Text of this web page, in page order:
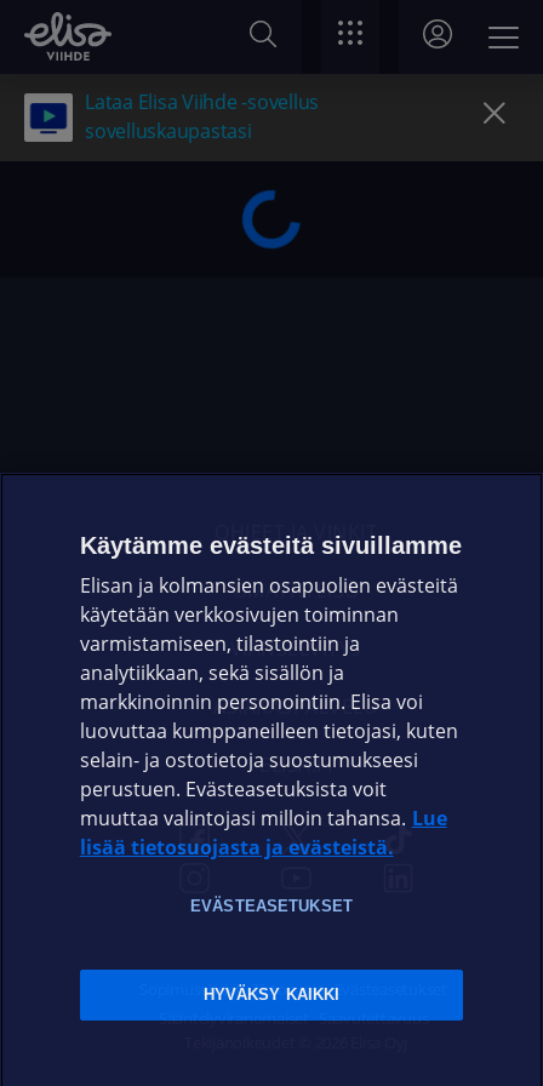
Lataa Elisa Viihde -sovellus
sovelluskaupastasi
OHJEET JA VINKIT
OMAYHTEISÖ
VIANSELVITYS
ASIAKASPALVELU
ELISA.FI
Sopimusehdot Tietosuoja Evästeasetukset
Sääntelyviranomaiset Saavutettavuus
Käytämme evästeitä sivuillamme
Elisan ja kolmansien osapuolien evästeitä
käytetään verkkosivujen toiminnan
varmistamiseen, tilastointiin ja
analytiikkaan, sekä sisällön ja
markkinoinnin personointiin. Elisa voi
luovuttaa kumppaneilleen tietojasi, kuten
selain- ja ostotietoja suostumukseesi
perustuen. Evästeasetuksista voit
muuttaa valintojasi milloin tahansa. Lue
lisää tietosuojasta ja evästeistä.
EVÄSTEASETUKSET
HYVÄKSY KAIKKI